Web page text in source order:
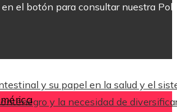
el botón para consultar nuestra
y su papel en la salud y el
y la necesidad de